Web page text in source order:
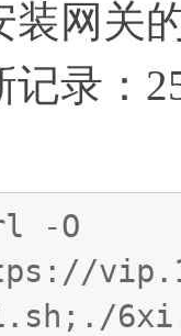
装网关
记录：
-O